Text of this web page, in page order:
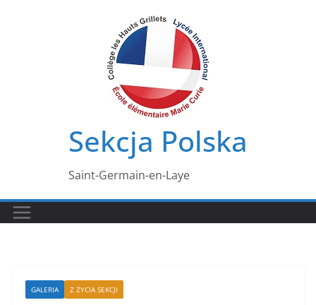
Sekcja Polska
Saint-Germain-en-Laye
GALERIA Z ŻYCIA SEKCJI